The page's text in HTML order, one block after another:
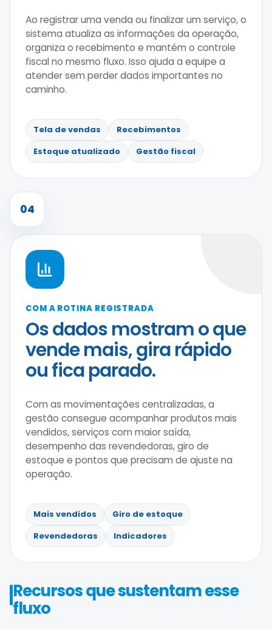
Ao registrar uma venda ou finalizar um serviço, o
sistema atualiza as informações da operação,
organiza o recebimento e mantém o controle
fiscal no mesmo fluxo. Isso ajuda a equipe a
atender sem perder dados importantes no
caminho.
Tela de vendas
Recebimentos
Estoque atualizado
Gestão fiscal
04
COM A ROTINA REGISTRADA
Os dados mostram o que
vende mais, gira rápido
ou fica parado.
Com as movimentações centralizadas, a
gestão consegue acompanhar produtos mais
vendidos, serviços com maior saída,
desempenho das revendedoras, giro de
estoque e pontos que precisam de ajuste na
operação.
Mais vendidos
Giro de estoque
Revendedoras
Indicadores
Recursos que sustentam esse
fluxo